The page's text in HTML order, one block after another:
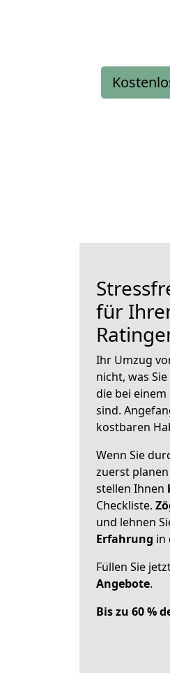
für
Ihr Umzug
nicht, was
die bei
sind.
kostbaren
Wenn Sie
zuerst
stellen Ihnen
Checkliste.
und lehnen
Erfahrung in
Füllen Sie
Angebote.
Bis zu 60 %